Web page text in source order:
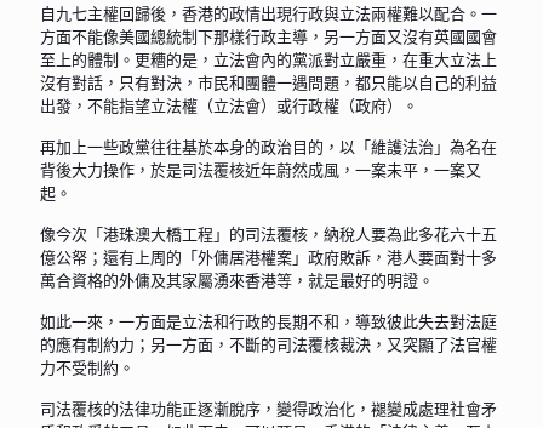
自九七主權回歸後，香港的政情出現行政與立法兩權難以配合。一
方面不能像美國總統制下那樣行政主導，另一方面又沒有英國國會
至上的體制。更糟的是，立法會內的黨派對立嚴重，在重大立法上
沒有對話，只有對決，市民和團體一遇問題，都只能以自己的利益
出發，不能指望立法權（立法會）或行政權（政府）。
再加上一些政黨往往基於本身的政治目的，以「維護法治」為名在
背後大力操作，於是司法覆核近年蔚然成風，一案未平，一案又
起。
像今次「港珠澳大橋工程」的司法覆核，納稅人要為此多花六十五
億公帑；還有上周的「外傭居港權案」政府敗訴，港人要面對十多
萬合資格的外傭及其家屬湧來香港等，就是最好的明證。
如此一來，一方面是立法和行政的長期不和，導致彼此失去對法庭
的應有制約力；另一方面，不斷的司法覆核裁決，又突顯了法官權
力不受制約。
司法覆核的法律功能正逐漸脫序，變得政治化，褪變成處理社會矛